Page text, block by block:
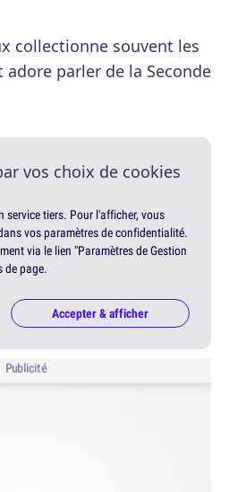
collectionne souvent les
parler de la Seconde
vos choix de cookies
service tiers. Pour l'afficher, vous
vos paramètres de confidentialité.
via le lien "Paramètres de Gestion
de page.
Accepter & afficher
Publicité